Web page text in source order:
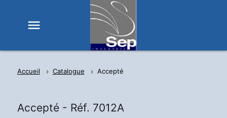
menu
Accueil Catalogue Accepté
Accepté - Réf. 7012A